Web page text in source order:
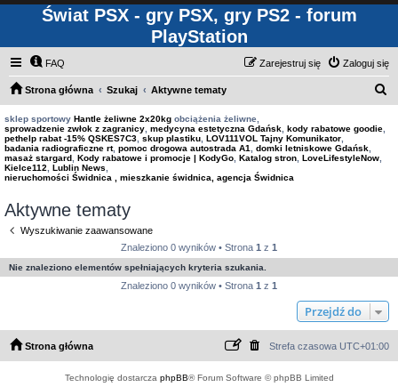
Świat PSX - gry PSX, gry PS2 - forum
PlayStation
FAQ Zaloguj się
Zarejestruj się
Strona główna Szukaj Aktywne tematy
sklep sportowy Hantle żeliwne 2x20kg obciążenia żeliwne,
sprowadzenie zwłok z zagranicy medycyna estetyczna Gdańsk kody rabatowe goodie
pethelp rabat -15% QSKES7C3 skup plastiku LOV111VOL Tajny Komunikator
badania radiograficzne rt, pomoc drogowa autostrada A1 domki letniskowe Gdańsk
masaż stargard Kody rabatowe i promocje | KodyGo Katalog stron LoveLifestyleNow
Kielce112
Lublin News
nieruchomości Świdnica , mieszkanie świdnica, agencja Świdnica
Aktywne tematy
Wyszukiwanie zaawansowane
Znaleziono 0 wyników • Strona 1 z 1
Nie znaleziono elementów spełniających kryteria szukania.
Znaleziono 0 wyników • Strona 1 z 1
Przejdź do
Strona główna Strefa czasowa UTC+01:00
Technologię dostarcza phpBB® Forum Software © phpBB Limited